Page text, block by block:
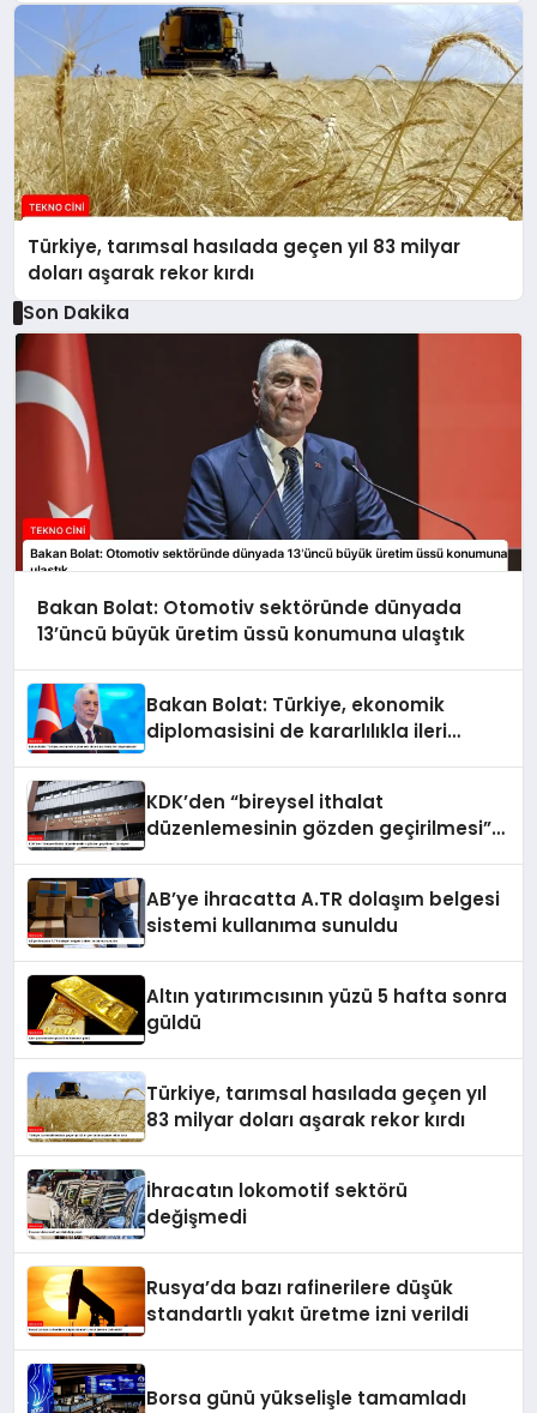
Türkiye, tarımsal hasılada geçen yıl 83 milyar
doları aşarak rekor kırdı
Son Dakika
Bakan Bolat: Otomotiv sektöründe dünyada
13’üncü büyük üretim üssü konumuna ulaştık
Bakan Bolat: Türkiye, ekonomik
diplomasisini de kararlılıkla ileri
KDK’den “bireysel ithalat
düzenlemesinin gözden geçirilmesi”
AB’ye ihracatta A.TR dolaşım belgesi
sistemi kullanıma sunuldu
Altın yatırımcısının yüzü 5 hafta sonra
güldü
Türkiye, tarımsal hasılada geçen yıl
83 milyar doları aşarak rekor kırdı
İhracatın lokomotif sektörü
değişmedi
Rusya’da bazı rafinerilere düşük
standartlı yakıt üretme izni verildi
Borsa günü yükselişle tamamladı